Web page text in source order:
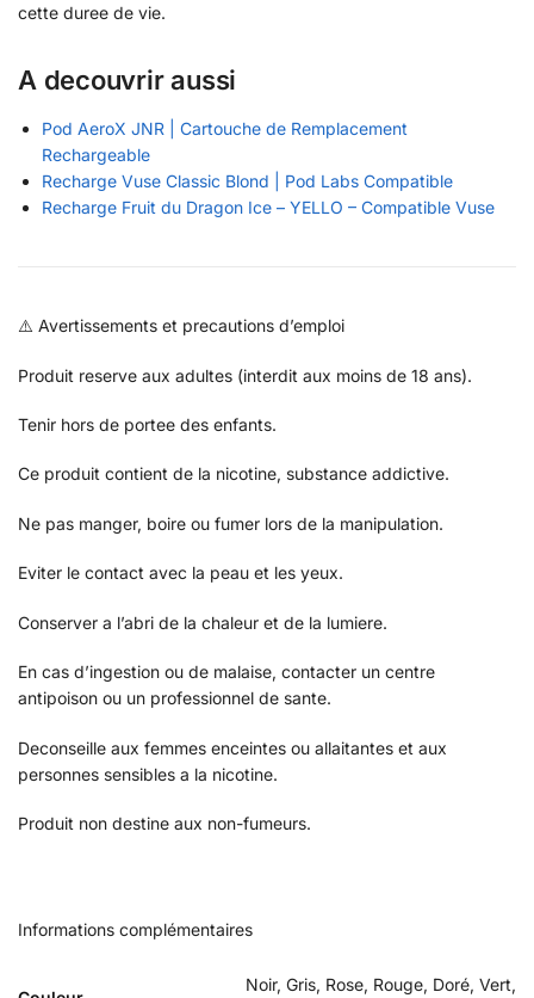
cette duree de vie.
A decouvrir aussi
Pod AeroX JNR | Cartouche de Remplacement
Rechargeable
Recharge Vuse Classic Blond | Pod Labs Compatible
Recharge Fruit du Dragon Ice – YELLO – Compatible Vuse
⚠️ Avertissements et precautions d’emploi
Produit reserve aux adultes (interdit aux moins de 18 ans).
Tenir hors de portee des enfants.
Ce produit contient de la nicotine, substance addictive.
Ne pas manger, boire ou fumer lors de la manipulation.
Eviter le contact avec la peau et les yeux.
Conserver a l’abri de la chaleur et de la lumiere.
En cas d’ingestion ou de malaise, contacter un centre
antipoison ou un professionnel de sante.
Deconseille aux femmes enceintes ou allaitantes et aux
personnes sensibles a la nicotine.
Produit non destine aux non-fumeurs.
Informations complémentaires
Noir, Gris, Rose, Rouge, Doré, Vert,